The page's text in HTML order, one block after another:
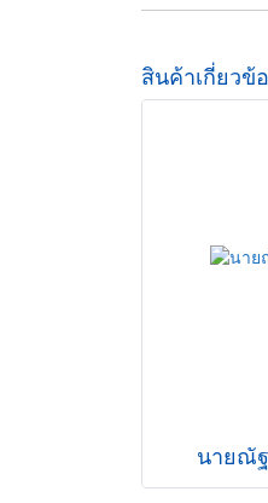
สินค้าเกี่ยวข้
นายณั